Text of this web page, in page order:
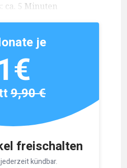
ca. 5 Minuten
freischalten
kündbar.
je
9,90 €